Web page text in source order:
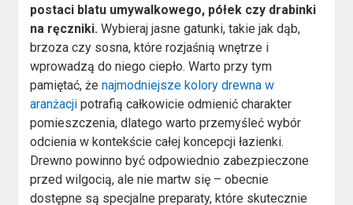
postaci blatu umywalkowego, półek czy drabinki
na ręczniki. Wybieraj jasne gatunki, takie jak dąb,
brzoza czy sosna, które rozjaśnią wnętrze i
wprowadzą do niego ciepło. Warto przy tym
pamiętać, żenajmodniejsze kolory drewna w
aranżacji potrafią całkowicie odmienić charakter
pomieszczenia, dlatego warto przemyśleć wybór
odcienia w kontekście całej koncepcji łazienki.
Drewno powinno być odpowiednio zabezpieczone
przed wilgocią, ale nie martw się – obecnie
dostępne są specjalne preparaty, które skutecznie